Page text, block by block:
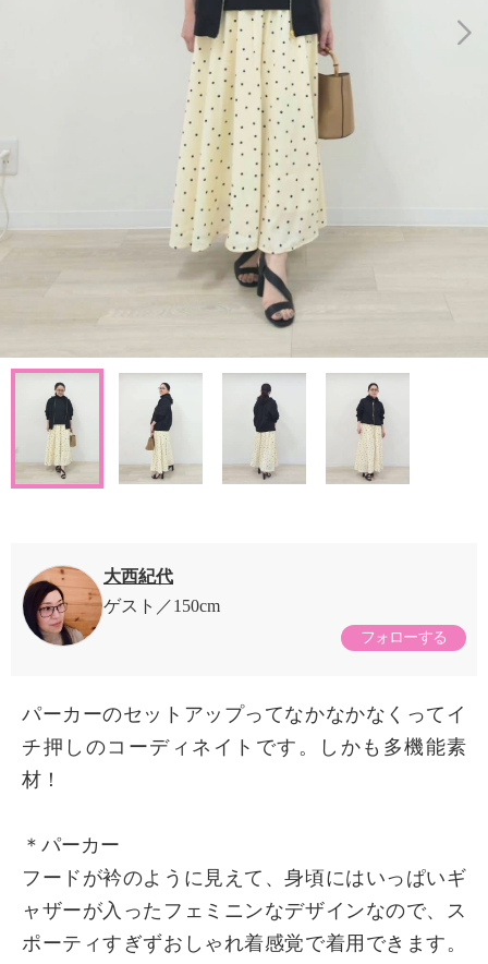
大西紀代
ゲスト
150cm
フォローする
パーカーのセットアップってなかなかなくってイ
チ押しのコーディネイトです。しかも多機能素
材！
＊パーカー
フードが衿のように見えて、身頃にはいっぱいギ
ャザーが入ったフェミニンなデザインなので、ス
ポーティすぎずおしゃれ着感覚で着用できます。